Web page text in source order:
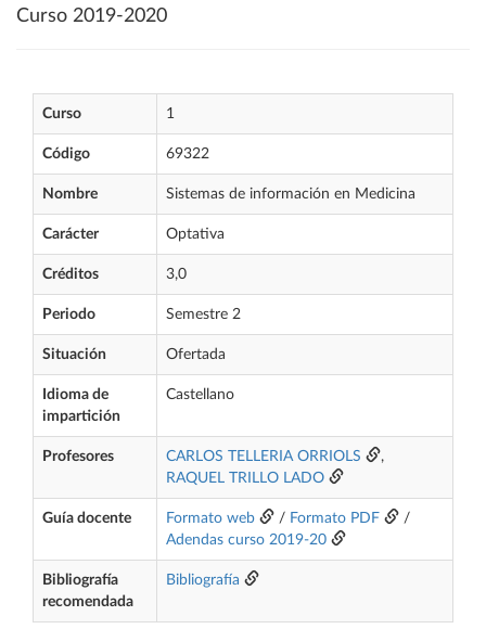
Curso 2019-2020
Curso 1
Código 69322
Nombre Sistemas de información en Medicina
Carácter Optativa
Créditos 3,0
Periodo Semestre 2
Situación Ofertada
Idioma de
impartición
Castellano
Profesores CARLOS TELLERIA ORRIOLS
,
RAQUEL TRILLO LADO
Guía docente Formato web / Formato PDF
/
Adendas curso 2019-20
Bibliografía
recomendada
Bibliografía